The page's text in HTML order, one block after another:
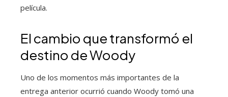
película.
El cambio que transformó el
destino de Woody
Uno de los momentos más importantes de la
entrega anterior ocurrió cuando Woody tomó una